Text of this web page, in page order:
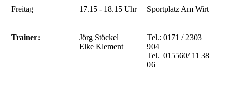
Freitag
17.15 - 18.15 Uhr Sportplatz Am Wirt
Trainer:
Jörg Stöckel
Elke Klement
Tel.: 0171 / 2303
904
Tel. 015560/ 11 38
06